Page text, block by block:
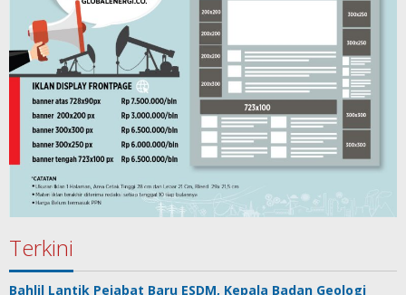
Terkini
Bahlil Lantik Pejabat Baru ESDM, Kepala Badan Geologi